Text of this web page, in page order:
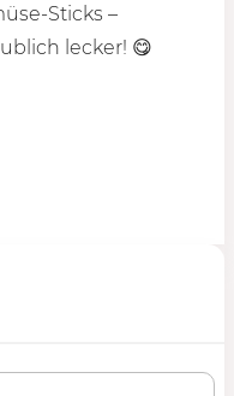
Sticks –
lecker! 😋